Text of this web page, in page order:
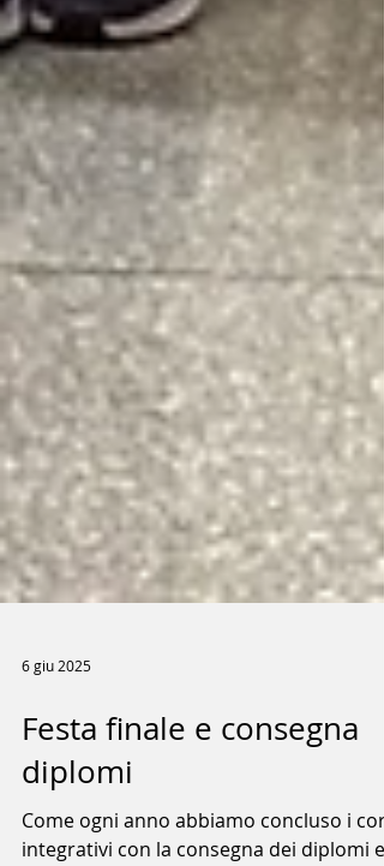
6 giu 2025
Festa finale e consegna
diplomi